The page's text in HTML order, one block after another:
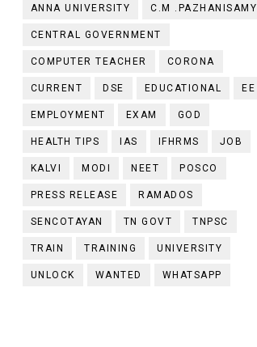
ANNA UNIVERSITY C.M .PAZHANISAMY
CENTRAL GOVERNMENT
COMPUTER TEACHER CORONA
CURRENT DSE EDUCATIONAL EE
EMPLOYMENT EXAM GOD
HEALTH TIPS IAS IFHRMS JOB
KALVI MODI NEET POSCO
PRESS RELEASE RAMADOS
SENCOTAYAN TN GOVT TNPSC
TRAIN TRAINING UNIVERSITY
UNLOCK WANTED WHATSAPP